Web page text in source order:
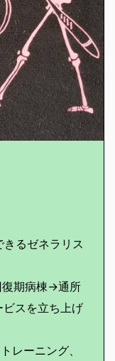
るゼネラリス
期病棟→通所
スを立ち上げ
レーニング、